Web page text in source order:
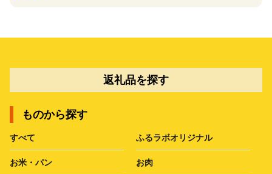
返礼品を探す
ものから探す
すべて ふるラボオリジナル
お米・パン お肉